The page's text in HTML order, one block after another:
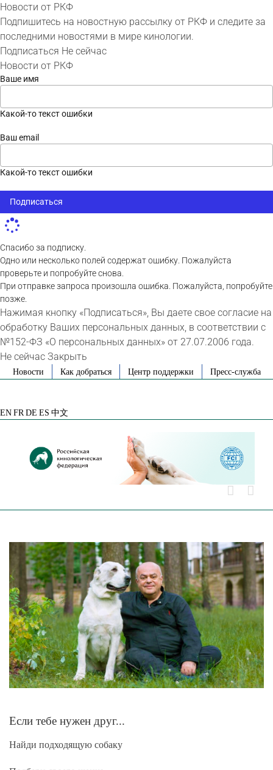
Новости от РКФ
Подпишитесь на новостную рассылку от РКФ и следите за
последними новостями в мире кинологии.
Подписаться Не сейчас
Новости от РКФ
Ваше имя
Какой-то текст ошибки
Ваш email
Какой-то текст ошибки
Подписаться
Спасибо за подписку.
Одно или несколько полей содержат ошибку. Пожалуйста
проверьте и попробуйте снова.
При отправке запроса произошла ошибка. Пожалуйста, попробуйте
позже.
Нажимая кнопку «Подписаться», Вы даете свое согласие на
обработку Ваших персональных данных, в соответствии с
№152-ФЗ «О персональных данных» от 27.07.2006 года.
Не сейчас Закрыть
SkipНовости Как добраться Центр поддержки Пресс-служба
EN FR DE ES 中文
Если тебе нужен друг...
Найди подходящую собаку